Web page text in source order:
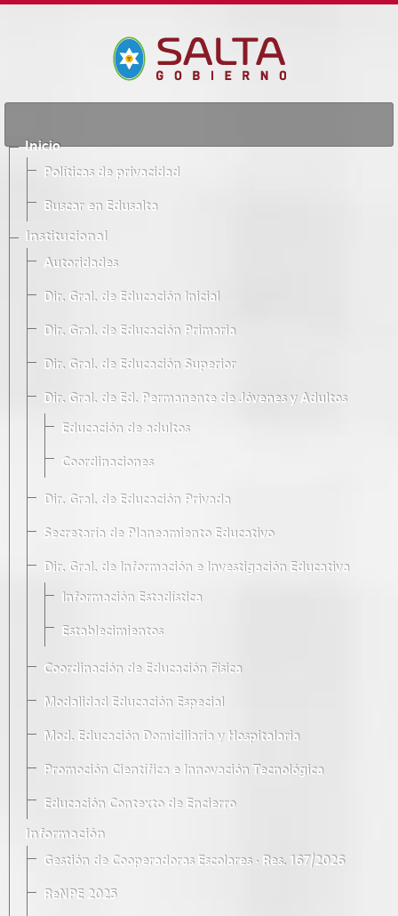
Inicio
Políticas de privacidad
Buscar en Edusalta
Institucional
Autoridades
Dir. Gral. de Educación Inicial
Dir. Gral. de Educación Primaria
Dir. Gral. de Educación Superior
Dir. Gral. de Ed. Permanente de Jóvenes y Adultos
Educación de adultos
Coordinaciones
Dir. Gral. de Educación Privada
Secretaría de Planeamiento Educativo
Dir. Gral. de Información e Investigación Educativa
Información Estadística
Establecimientos
Coordinación de Educación Física
Modalidad Educación Especial
Mod. Educación Domiciliaria y Hospitalaria
Promoción Científica e Innovación Tecnológica
Educación Contexto de Encierro
Información
Gestión de Cooperadoras Escolares · Res. 167/2026
ReNPE 2025